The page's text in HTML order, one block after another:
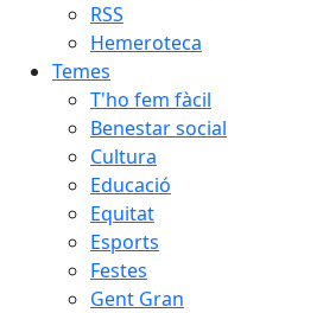
RSS
Hemeroteca
Temes
T'ho fem fàcil
Benestar social
Cultura
Educació
Equitat
Esports
Festes
Gent Gran